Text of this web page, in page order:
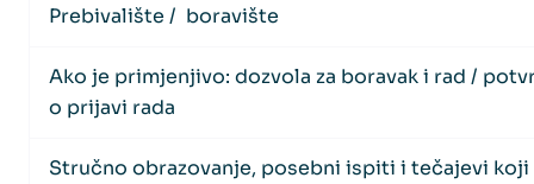
Prebivalište / boravište
Ako je primjenjivo: dozvola za boravak i rad /
o prijavi rada
Stručno obrazovanje, posebni ispiti i tečajevi koji